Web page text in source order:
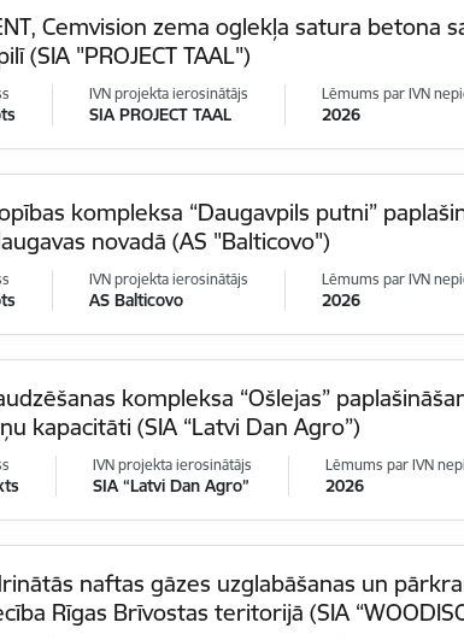
Cemvision zema oglekļa satura betona
(SIA "PROJECT TAAL")
IVN projekta ierosinātājs
SIA PROJECT TAAL
Lēmums par IVN
2026
kompleksa “Daugavpils putni”
novadā (AS "Balticovo")
IVN projekta ierosinātājs
AS Balticovo
Lēmums par IVN
2026
kompleksa “Ošlejas”
kapacitāti (SIA “Latvi Dan Agro”)
IVN projekta ierosinātājs
SIA “Latvi Dan Agro”
Lēmums par IVN
2026
naftas gāzes uzglabāšanas un
Rīgas Brīvostas teritorijā (SIA